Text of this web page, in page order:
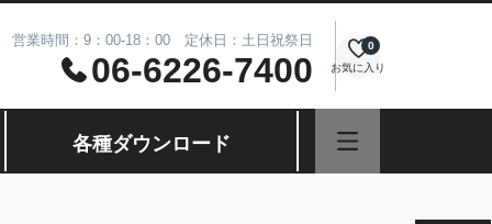
営業時間：9：00-18：00 定休日：土日祝祭日
06-6226-7400 お気に入り
0
各種ダウンロード